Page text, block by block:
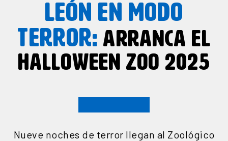
LEÓN EN MODO
TERROR: ARRANCA EL
HALLOWEEN ZOO 2025
Nueve noches de terror llegan al Zoológico